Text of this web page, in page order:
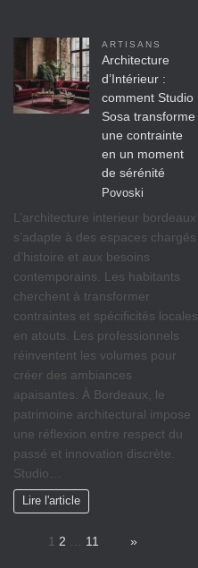
ARTISANS
Architecture
d’Intérieur :
comment Studio
Sosa transforme
une contrainte
en un moment
de sérénité
Povoski
L’architecture interieur bordeaux
s’adapte à des espaces chargés
d’histoire et aux besoins
contemporains. Les habitants
cherchent à transformer
contraintes et spécificités locales
en atouts. Les professionnels
réinventent les volumes pour
créer des ambiances
apaisantes. À Bordeaux, le
patrimoine architectural impose
une réflexion entre respect du
passé et innovation discrète.
Studio…
Lire l'article
1 2 11 »